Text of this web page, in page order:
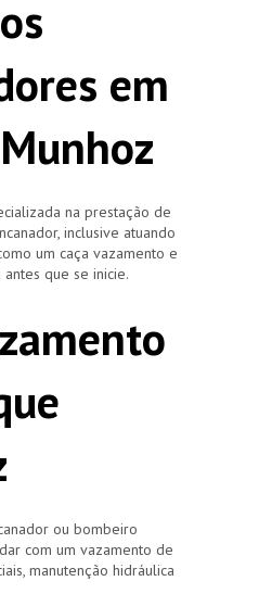
em
na prestação de
inclusive atuando
um caça vazamento e
que se inicie.
ou bombeiro
com um vazamento de
manutenção hidráulica